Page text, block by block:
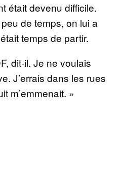
était devenu difficile.
de temps, on lui a
temps de partir.
dit-il. Je ne voulais
J’errais dans les rues
m’emmenait. »